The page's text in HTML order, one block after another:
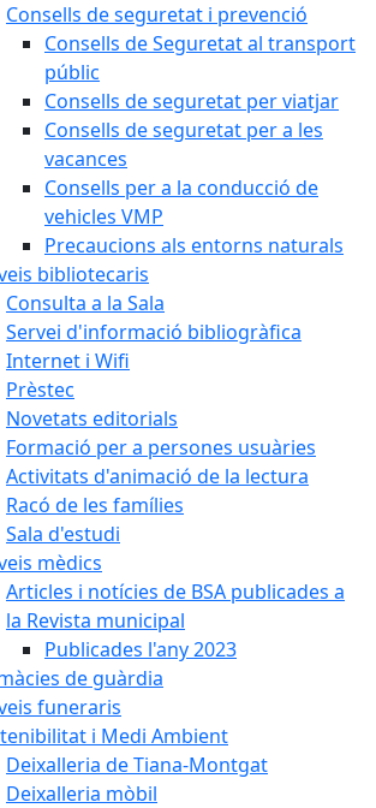
Consells de seguretat i prevenció
Consells de Seguretat al transport
públic
Consells de seguretat per viatjar
Consells de seguretat per a les
vacances
Consells per a la conducció de
vehicles VMP
Precaucions als entorns naturals
bibliotecaris
Consulta a la Sala
Servei d'informació bibliogràfica
Internet i Wifi
Prèstec
Novetats editorials
Formació per a persones usuàries
Activitats d'animació de la lectura
Racó de les famílies
Sala d'estudi
mèdics
Articles i notícies de BSA publicades a
la Revista municipal
Publicades l'any 2023
de guàrdia
funeraris
i Medi Ambient
Deixalleria de Tiana-Montgat
Deixalleria mòbil